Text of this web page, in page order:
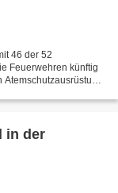
46 der 52
Feuerwehren künftig